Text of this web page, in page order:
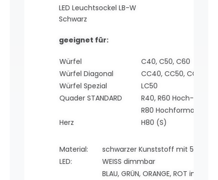
LED Leuchtsockel LB-W
Schwarz
geeignet für:
Würfel
C40, C50, C60
Würfel Diagonal
CC40, CC50, CC60
Würfel Spezial
LC50
Quader STANDARD
R40, R60 Hoch- oder
R80 Hochformat
Herz
H80 (S)
Material:
schwarzer Kunststoff mit 5x LED
LED:
WEISS dimmbar
BLAU, GRÜN, ORANGE, ROT im